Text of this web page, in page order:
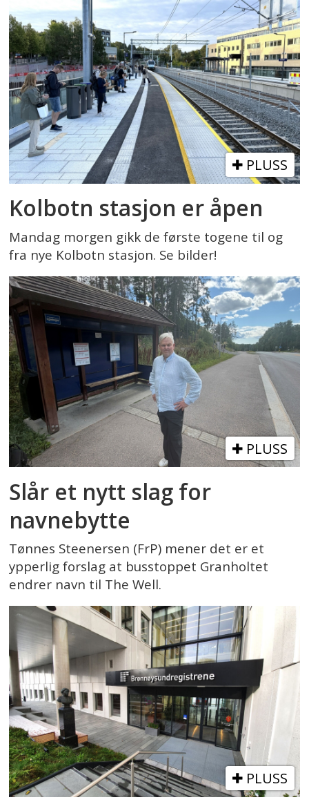
PLUSS
Kolbotn stasjon er åpen
Mandag morgen gikk de første togene til og
fra nye Kolbotn stasjon. Se bilder!
PLUSS
Slår et nytt slag for
navnebytte
Tønnes Steenersen (FrP) mener det er et
ypperlig forslag at busstoppet Granholtet
endrer navn til The Well.
PLUSS